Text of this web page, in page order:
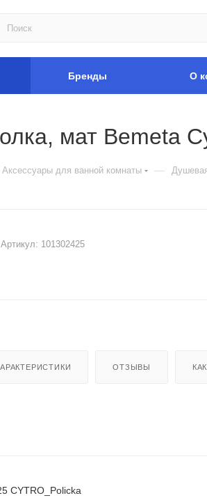
Бренды О
мат Bemeta
Аксессуары для ванной комнаты —
Артикул: 101302425
ОТЗЫВЫ
CYTRO_Policka